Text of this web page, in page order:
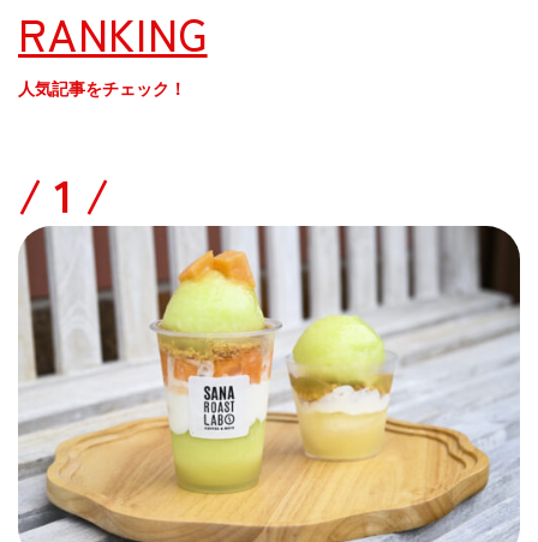
RANKING
人気記事をチェック！
/